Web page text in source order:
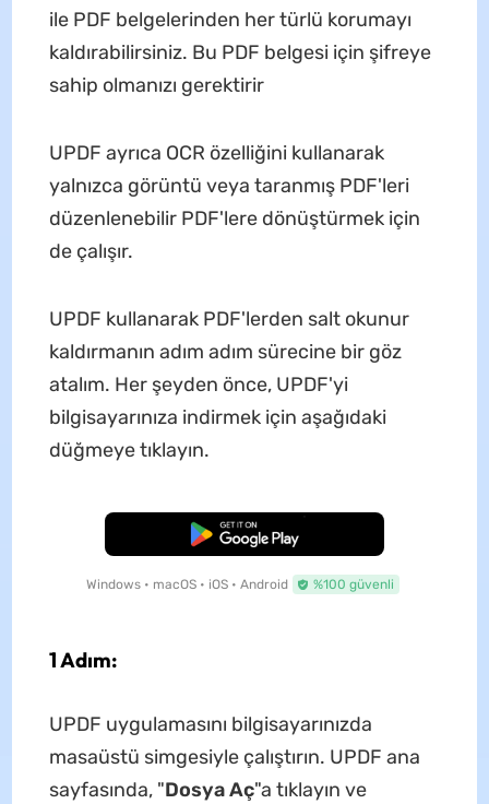
ile PDF belgelerinden her türlü korumayı
kaldırabilirsiniz. Bu PDF belgesi için şifreye
sahip olmanızı gerektirir
UPDF ayrıca OCR özelliğini kullanarak
yalnızca görüntü veya taranmış PDF'leri
düzenlenebilir PDF'lere dönüştürmek için
de çalışır.
UPDF kullanarak PDF'lerden salt okunur
kaldırmanın adım adım sürecine bir göz
atalım. Her şeyden önce, UPDF'yi
bilgisayarınıza indirmek için aşağıdaki
düğmeye tıklayın.
Ücretsiz İndirme
Windows • macOS • iOS • Android %100 güvenli
1 Adım:
UPDF uygulamasını bilgisayarınızda
masaüstü simgesiyle çalıştırın. UPDF ana
sayfasında, "Dosya Aç"a tıklayın ve